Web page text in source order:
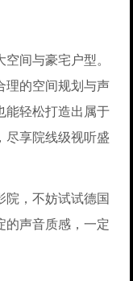
间与豪宅户型。
理的空间规划与声
能轻松打造出属于
尽享院线级视听盛
院，不妨试试德国
的声音质感，一定